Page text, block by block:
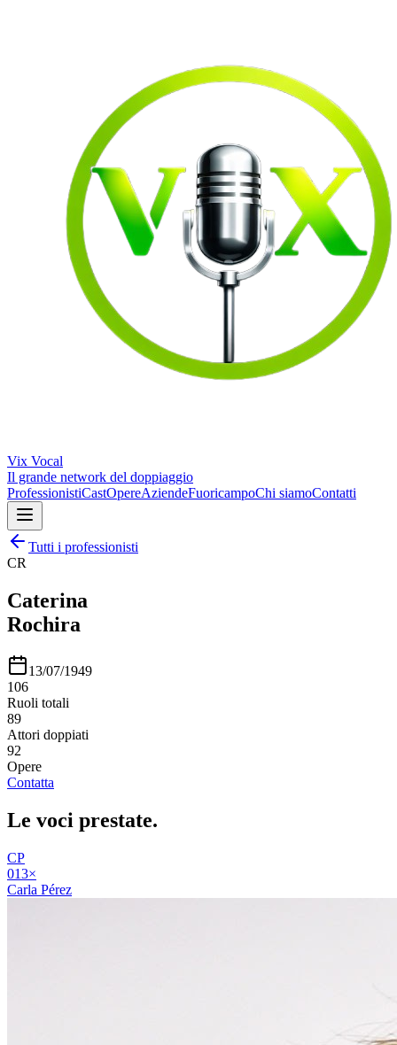
Vix Vocal
Il grande network del doppiaggio
ProfessionistiCastOpereAziendeFuoricampoChi siamoContatti
Tutti i professionisti
CR
Caterina
Rochira
13/07/1949
106
Ruoli totali
89
Attori doppiati
92
Opere
Contatta
Le voci prestate.
CP
013×
Carla Pérez